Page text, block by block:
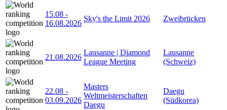
15.08 -
16.08.2026
Sky's the Limit 2026 Zweibrücken
21.08.2026
Lausanne | Diamond
League Meeting
Lausanne
(Schweiz)
22.08 -
03.09.2026
Masters
Weltmeisterschaften
Daegu
Daegu
(Südkorea)